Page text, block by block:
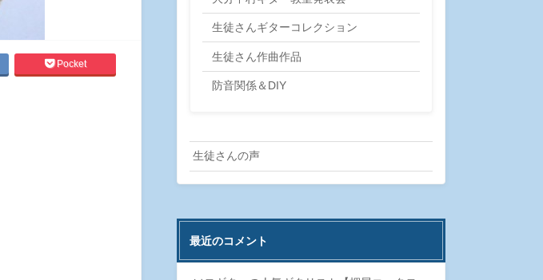
Pocket
生徒さんギターコレクション
生徒さん作曲作品
防音関係＆DIY
生徒さんの声
最近のコメント